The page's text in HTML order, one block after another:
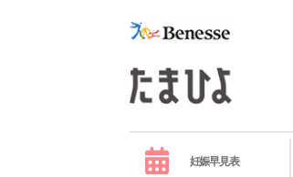
妊娠早見表